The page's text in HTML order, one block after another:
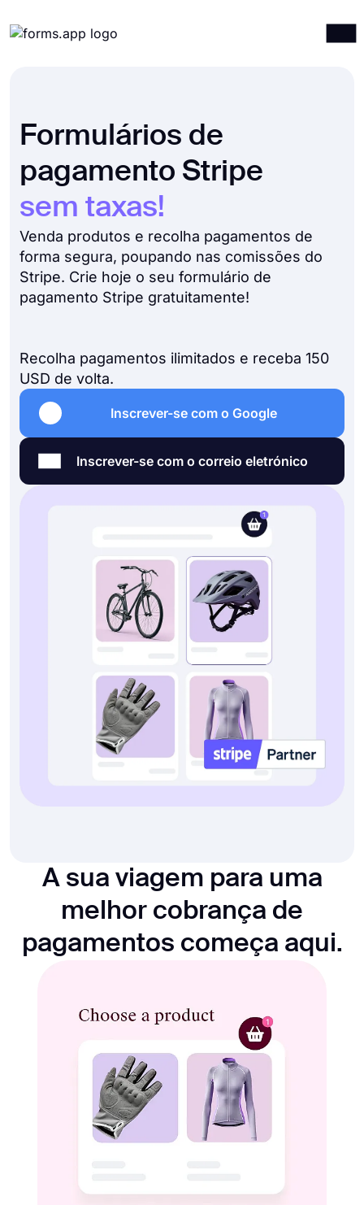
Modelos
Recursos
Preços
Formulários de
pagamento Stripe
sem taxas!
Venda produtos e recolha pagamentos de
forma segura, poupando nas comissões do
Stripe. Crie hoje o seu formulário de
pagamento Stripe gratuitamente!
Recolha pagamentos ilimitados e receba 150
USD de volta.
Inscrever-se com o Google
Inscrever-se com o correio eletrónico
A sua viagem para uma
melhor cobrança de
pagamentos começa aqui.